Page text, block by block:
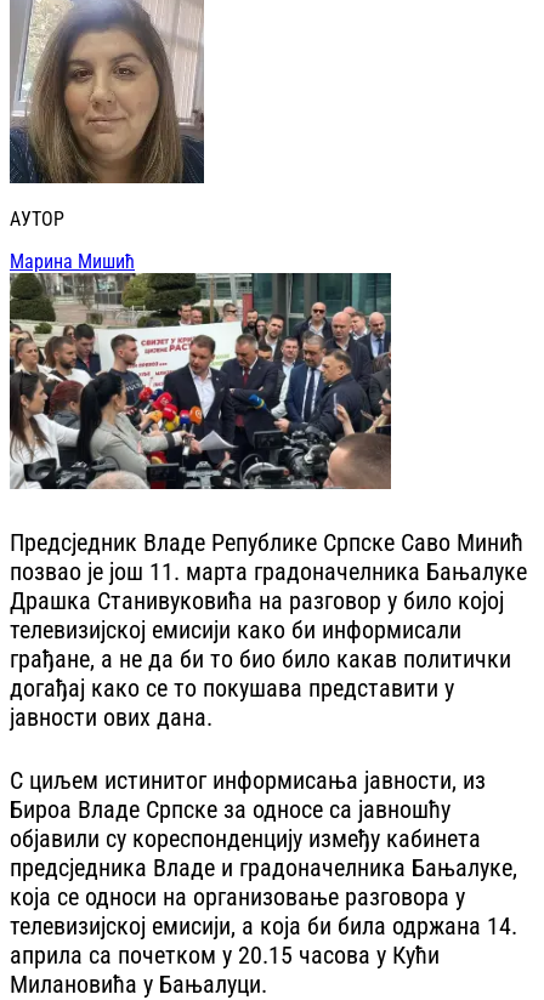
АУТОР
Марина Мишић
Предсједник Владе Републике Српске Саво Минић
позвао је још 11. марта градоначелника Бањалуке
Драшка Станивуковића на разговор у било којој
телевизијској емисији како би информисали
грађане, а не да би то био било какав политички
догађај како се то покушава представити у
јавности ових дана.
С циљем истинитог информисања јавности, из
Бироа Владе Српске за односе са јавношћу
објавили су кореспонденцију између кабинета
предсједника Владе и градоначелника Бањалуке,
која се односи на организовање разговора у
телевизијској емисији, а која би била одржана 14.
априла са почетком у 20.15 часова у Кући
Милановића у Бањалуци.